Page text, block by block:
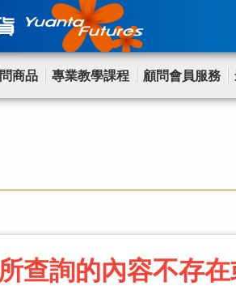
商品 專業教學課程 顧問會員服務
查詢的內容不存在